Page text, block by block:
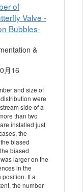
of
Valve -
Bubbles-
&
月16
and size of
were
side of a
than two
installed just
the
biased
biased
larger on the
in the
If a
the number